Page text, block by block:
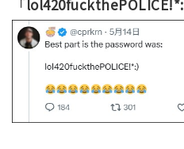
「lol420fuckthePOLICE!*: